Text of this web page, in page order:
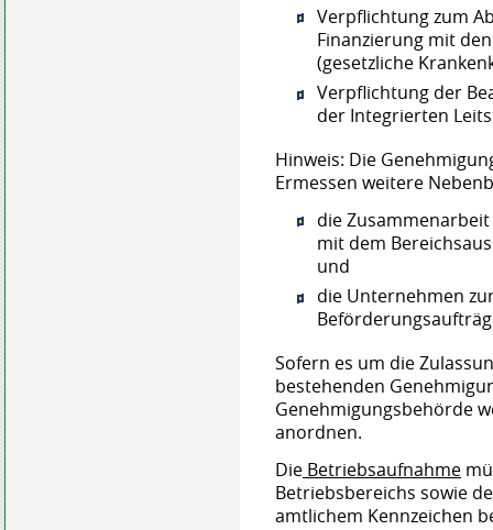
Verpflichtung zum
Finanzierung mit
(gesetzliche
Verpflichtung der
der Integrierten
Hinweis: Die
Ermessen weitere
die
mit dem
und
die Unternehmen
Sofern es um die
bestehenden
Genehmigungsbehörde
anordnen.
Die Betriebsaufnahme
Betriebsbereichs sowie
amtlichem Kennzeichen